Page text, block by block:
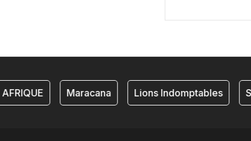
AFRIQUE Maracana Lions Indomptables